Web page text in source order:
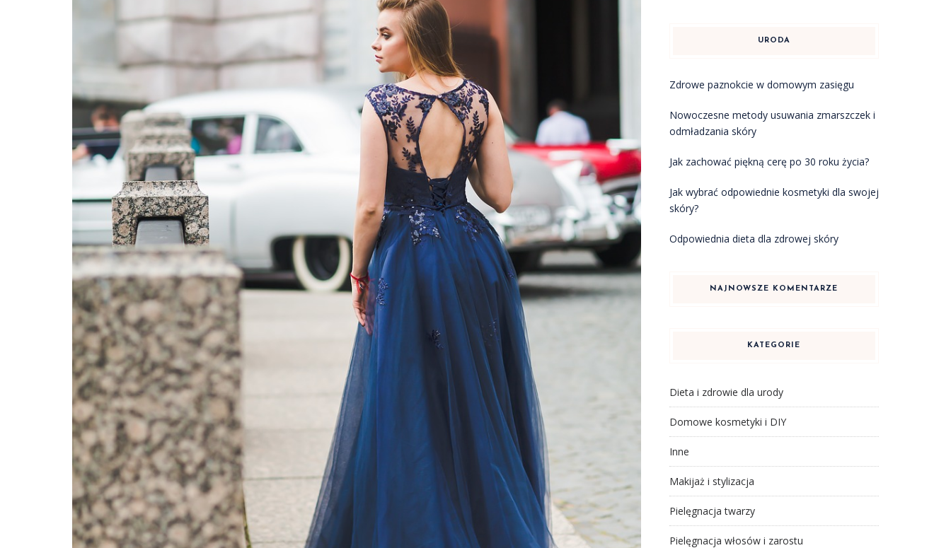
URODA
Zdrowe paznokcie w domowym zasięgu
Nowoczesne metody usuwania zmarszczek i
odmładzania skóry
Jak zachować piękną cerę po 30 roku życia?
Jak wybrać odpowiednie kosmetyki dla swojej
skóry?
Odpowiednia dieta dla zdrowej skóry
NAJNOWSZE KOMENTARZE
KATEGORIE
Dieta i zdrowie dla urody
Domowe kosmetyki i DIY
Inne
Makijaż i stylizacja
Pielęgnacja twarzy
Pielęgnacja włosów i zarostu